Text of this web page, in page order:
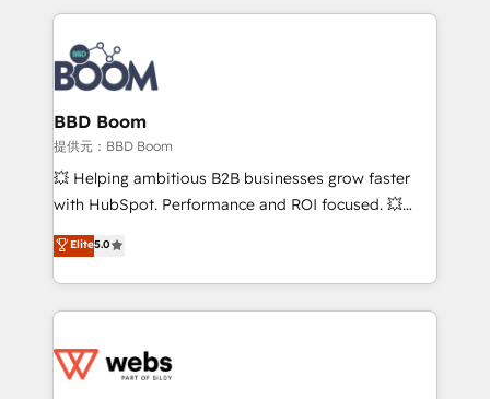
100+ intégrations CRM HubSpot réussies - 40
experts conseil - 150 certifications HubSpot
cumulées
builds scalable strategies that drive long-term
revenue. ⚙️ HubSpot Integration & Optimization •
Seamless CRM, CMS, and automation setup •
Complex platform migrations and data cleanups •
Custom APIs and third-party integrations 📈 End-to-
End Revenue Acceleration • Lifecycle marketing and
pipeline growth programs • Sales enablement tools
and CRM optimization • Retention strategies with
Execution • 750+ onboardings and 2,000+
implementations • Deep expertise across marketing,
BBD Boom
提供元：BBD Boom
💥 Helping ambitious B2B businesses grow faster
with HubSpot. Performance and ROI focused. 💥
BBD Boom is the HubSpot partner that can help you
to HubSpot Better. We work with your teams to
solve all your HubSpot challenges and improve user
adoption, sales process and marketing results.
the first time 🔧 Designing and optimising your
Elite5.0